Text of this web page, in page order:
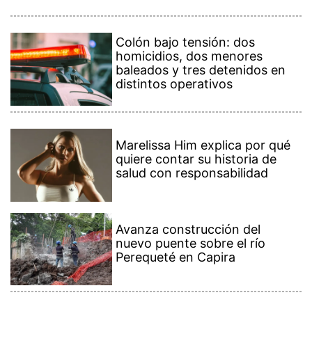
Colón bajo tensión: dos
homicidios, dos menores
baleados y tres detenidos en
distintos operativos
Marelissa Him explica por qué
quiere contar su historia de
salud con responsabilidad
Avanza construcción del
nuevo puente sobre el río
Perequeté en Capira